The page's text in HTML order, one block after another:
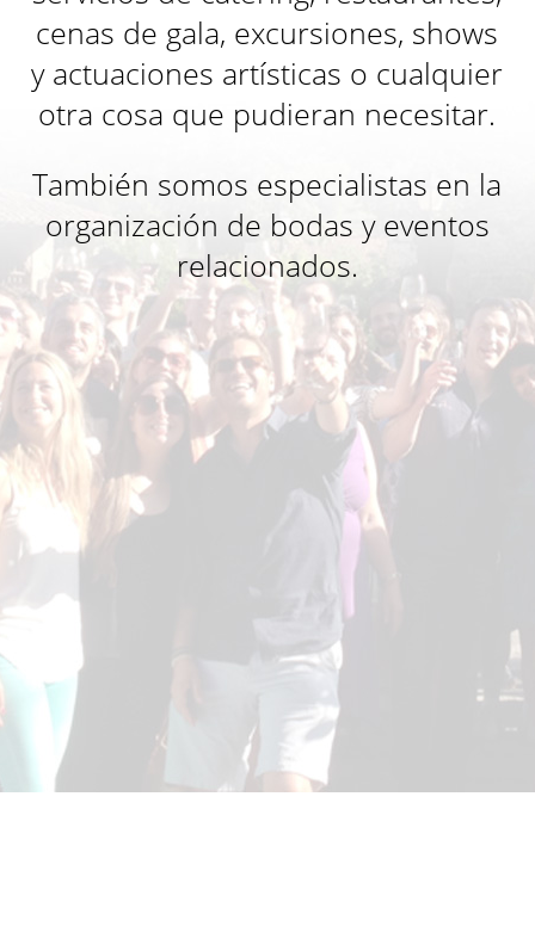
cenas de gala, excursiones, shows
y actuaciones artísticas o cualquier
otra cosa que pudieran necesitar.
También somos especialistas en la
organización de bodas y eventos
relacionados.